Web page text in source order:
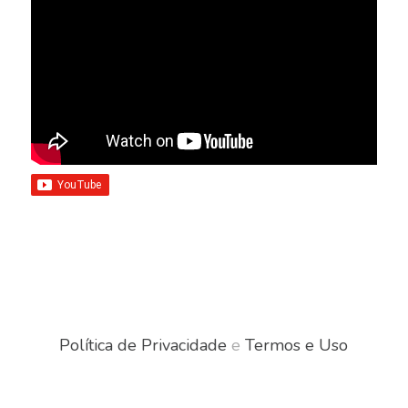
Política de Privacidade eTermos e Uso